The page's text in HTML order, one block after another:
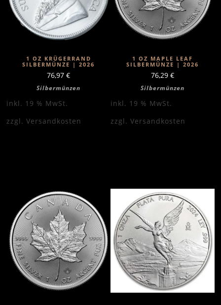
1 OZ KRÜGERRAND
SILBERMÜNZE | 2026
76,97 €
Silbermünzen
inkl. 19 % MwSt.
zzgl. Versandkosten
1 OZ MAPLE LEAF
SILBERMÜNZE | 2026
76,29 €
Silbermünzen
inkl. 19 % MwSt.
zzgl. Versandkosten